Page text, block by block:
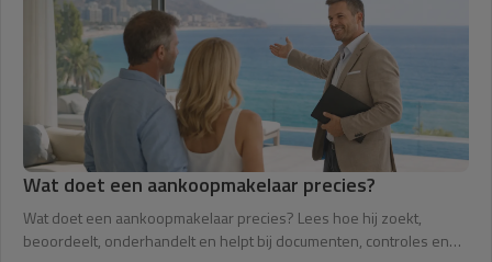
Wat doet een aankoopmakelaar precies?
Wat doet een aankoopmakelaar precies? Lees hoe hij zoekt,
beoordeelt, onderhandelt en helpt bij documenten, controles en